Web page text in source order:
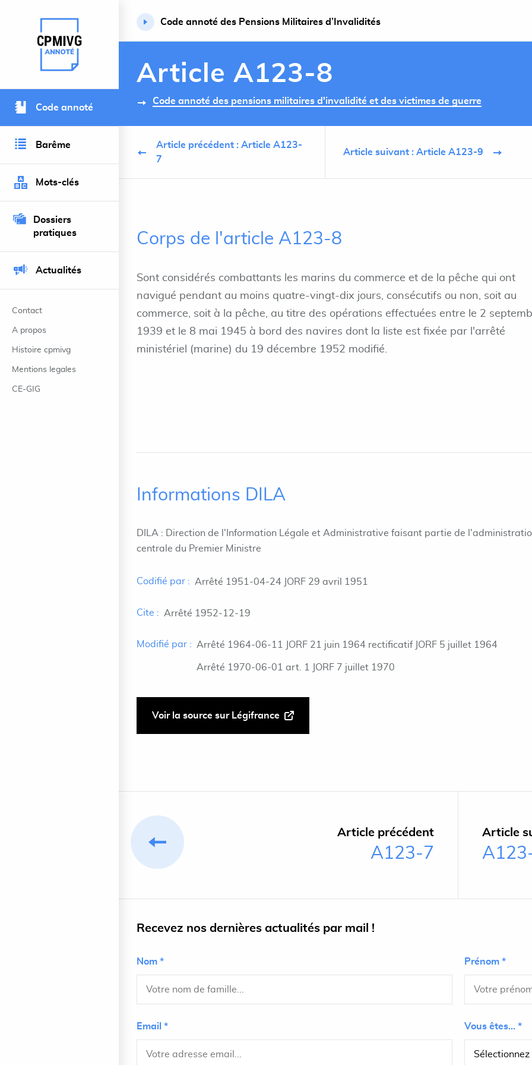
Retour à l’accueil du site
Code annoté
Barême
Mots-clés
Dossiers
pratiques
Actualités
Contact
A propos
Histoire cpmivg
Mentions legales
CE-GIG
Code annoté des Pensions Militaires d’Invalidités
Article A123-8
Code annoté des pensions militaires d'invalidité et des victimes de guerre
Article précédent : Article A123-
7
Article suivant : Article A123-9
Corps de l'article A123-8
Sont considérés combattants les marins du commerce et de la pêche qui ont
navigué pendant au moins quatre-vingt-dix jours, consécutifs ou non, soit au
commerce, soit à la pêche, au titre des opérations effectuées entre le 2
1939 et le 8 mai 1945 à bord des navires dont la liste est fixée par l'arrêté
ministériel (marine) du 19 décembre 1952 modifié.
Informations DILA
DILA : Direction de l'Information Légale et Administrative faisant partie de
centrale du Premier Ministre
Codifié par : Arrêté 1951-04-24 JORF 29 avril 1951
Cite : Arrêté 1952-12-19
Modifié par : Arrêté 1964-06-11 JORF 21 juin 1964 rectificatif JORF 5 juillet 1964
Arrêté 1970-06-01 art. 1 JORF 7 juillet 1970
Voir la source sur Légifrance
Article précédent
A123-7
Article
Recevez nos dernières actualités par mail !
Nom * Prénom *
Email * Vous êtes... *